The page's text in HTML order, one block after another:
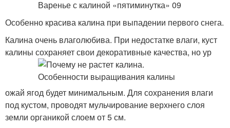
Особенно красива калина при выпадении первого снега.
Калина очень влаголюбива. При недостатке влаги, куст
калины сохраняет свои декоративные качества, но ур
ожай ягод будет минимальным. Для сохранения влаги
под кустом, проводят мульчирование верхнего слоя
земли органикой слоем от 5 см.